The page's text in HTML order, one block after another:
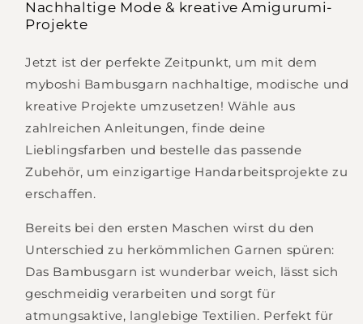
Nachhaltige Mode & kreative Amigurumi-
Projekte
Jetzt ist der perfekte Zeitpunkt, um mit dem
myboshi Bambusgarn nachhaltige, modische und
kreative Projekte umzusetzen! Wähle aus
zahlreichen Anleitungen, finde deine
Lieblingsfarben und bestelle das passende
Zubehör, um einzigartige Handarbeitsprojekte zu
erschaffen.
Bereits bei den ersten Maschen wirst du den
Unterschied zu herkömmlichen Garnen spüren:
Das Bambusgarn ist wunderbar weich, lässt sich
geschmeidig verarbeiten und sorgt für
atmungsaktive, langlebige Textilien. Perfekt für